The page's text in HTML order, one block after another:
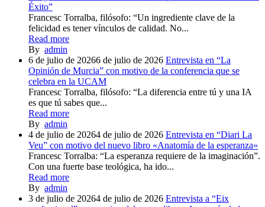
Éxito”
Francesc Torralba, filósofo: “Un ingrediente clave de la
felicidad es tener vínculos de calidad. No...
Read more
By admin
6 de julio de 20266 de julio de 2026 Entrevista en “La
Opinión de Murcia” con motivo de la conferencia que se
celebra en la UCAM
Francesc Torralba, filósofo: “La diferencia entre tú y una IA
es que tú sabes que...
Read more
By admin
4 de julio de 20264 de julio de 2026 Entrevista en “Diari La
Veu” con motivo del nuevo libro «Anatomía de la esperanza»
Francesc Torralba: “La esperanza requiere de la imaginación”.
Con una fuerte base teológica, ha ido...
Read more
By admin
3 de julio de 20264 de julio de 2026 Entrevista a “Eix